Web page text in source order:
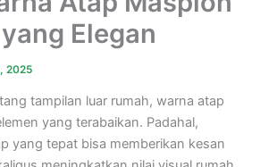
Elegan
2025
tampilan luar rumah, warna atap
yang terabaikan. Padahal,
yang tepat bisa memberikan kesan